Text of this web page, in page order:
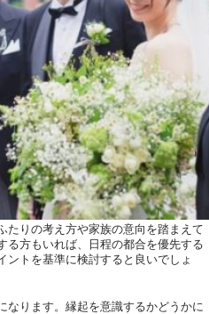
たりの考え方や家族の意向を踏まえて
る方もいれば、日程の都合を優先する
ントを基準に検討すると良いでしょ
なります。縁起を意識するかどうかに